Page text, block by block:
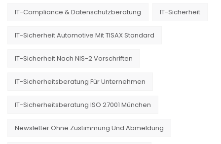
IT-Compliance & Datenschutzberatung IT-Sicherheit
IT-Sicherheit Automotive Mit TISAX Standard
IT-Sicherheit Nach NIS-2 Vorschriften
IT-Sicherheitsberatung Für Unternehmen
IT-Sicherheitsberatung ISO 27001 München
Newsletter Ohne Zustimmung Und Abmeldung